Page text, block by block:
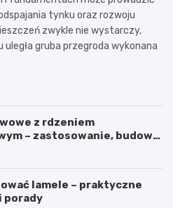
tynku oraz rozwoju
zwykle nie wystarczy,
gruba przegroda wykonana
z rdzeniem
– zastosowanie, budowa
lamele – praktyczne
porady